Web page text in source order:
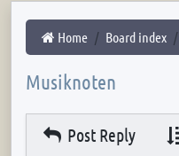
Home Board index
Musiknoten
Post Reply